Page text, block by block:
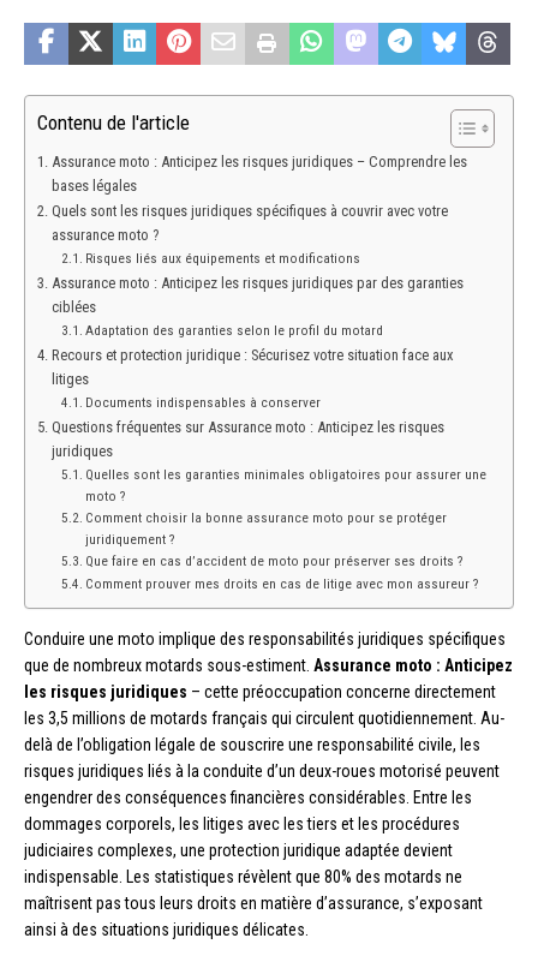
Contenu de l'article
Assurance moto : Anticipez les risques juridiques – Comprendre les
bases légales
Quels sont les risques juridiques spécifiques à couvrir avec votre
assurance moto ?
Risques liés aux équipements et modifications
Assurance moto : Anticipez les risques juridiques par des garanties
ciblées
Adaptation des garanties selon le profil du motard
Recours et protection juridique : Sécurisez votre situation face aux
litiges
Documents indispensables à conserver
Questions fréquentes sur Assurance moto : Anticipez les risques
juridiques
Quelles sont les garanties minimales obligatoires pour assurer une
moto ?
Comment choisir la bonne assurance moto pour se protéger
juridiquement ?
Que faire en cas d’accident de moto pour préserver ses droits ?
Comment prouver mes droits en cas de litige avec mon assureur ?
Conduire une moto implique des responsabilités juridiques spécifiques
que de nombreux motards sous-estiment. Assurance moto : Anticipez
les risques juridiques – cette préoccupation concerne directement
les 3,5 millions de motards français qui circulent quotidiennement. Au-
delà de l’obligation légale de souscrire une responsabilité civile, les
risques juridiques liés à la conduite d’un deux-roues motorisé peuvent
engendrer des conséquences financières considérables. Entre les
dommages corporels, les litiges avec les tiers et les procédures
judiciaires complexes, une protection juridique adaptée devient
indispensable. Les statistiques révèlent que 80% des motards ne
maîtrisent pas tous leurs droits en matière d’assurance, s’exposant
ainsi à des situations juridiques délicates.